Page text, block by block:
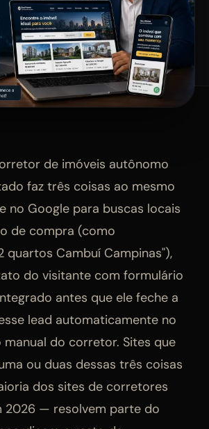
de imóveis autônomo
faz três coisas ao mesmo
no Google para buscas locais
de compra (como
quartos Cambuí Campinas"),
do visitante com formulário
antes que ele feche a
lead automaticamente no
manual do corretor. Sites que
ou duas dessas três coisas
dos sites de corretores
2026 — resolvem parte do